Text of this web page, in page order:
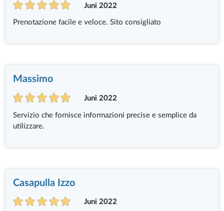
Juni 2022
Prenotazione facile e veloce. Sito consigliato
Massimo
Juni 2022
Servizio che fornisce informazioni precise e semplice da
utilizzare.
Casapulla Izzo
Juni 2022